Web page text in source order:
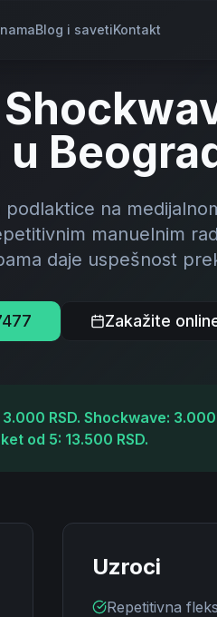
Blog i savetiKontakt
na
manuelnim
daje uspešnost
Zakažite
RSD. Shockwave: 3.000
od 5: 13.500 RSD.
Uzroci
Repetitivna